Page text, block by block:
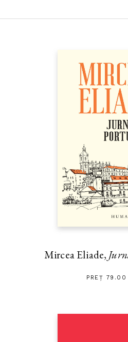
Mircea Eliade,
PREȚ 79.00